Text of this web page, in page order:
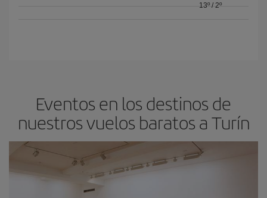
13º/ 2º
Eventos en los destinos de
nuestros vuelos baratos a Turín